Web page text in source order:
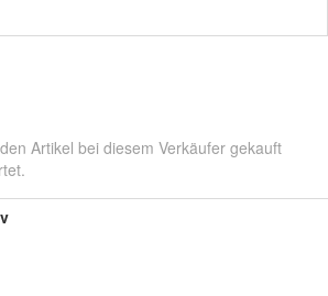
Artikel bei diesem Verkäufer gekauft